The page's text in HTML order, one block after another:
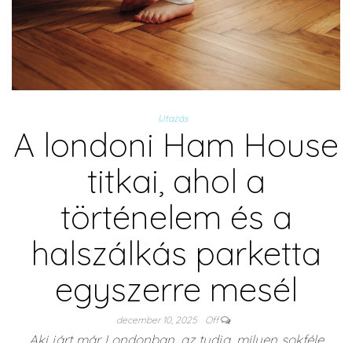
Utazás
A londoni Ham House
titkai, ahol a
történelem és a
halszálkás parketta
egyszerre mesél
december 10, 2025 Off